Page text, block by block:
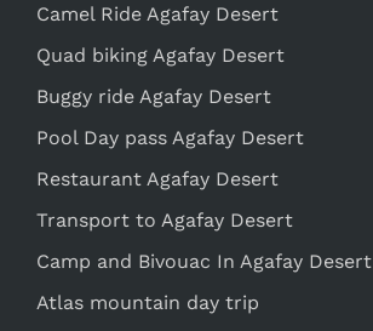
Camel Ride Agafay Desert
Quad biking Agafay Desert
Buggy ride Agafay Desert
Pool Day pass Agafay Desert
Restaurant Agafay Desert
Transport to Agafay Desert
Camp and Bivouac In Agafay Desert
Atlas mountain day trip